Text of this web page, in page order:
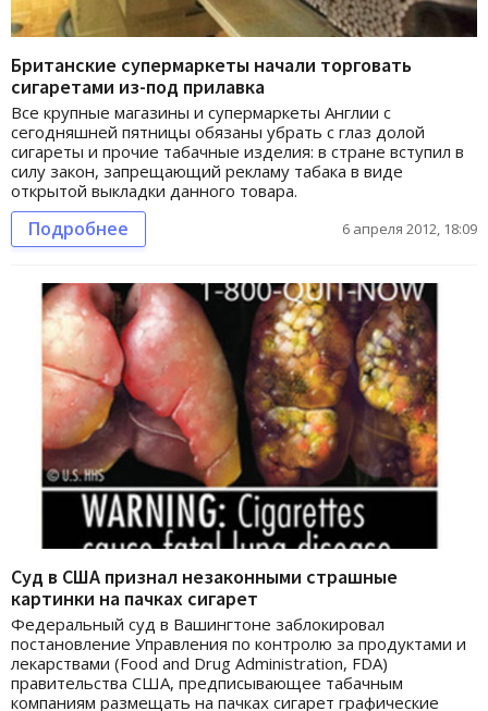
Британские супермаркеты начали торговать
сигаретами из-под прилавка
Все крупные магазины и супермаркеты Англии с
сегодняшней пятницы обязаны убрать с глаз долой
сигареты и прочие табачные изделия: в стране вступил в
силу закон, запрещающий рекламу табака в виде
открытой выкладки данного товара.
Подробнее 6 апреля 2012, 18:09
Суд в США признал незаконными страшные
картинки на пачках сигарет
Федеральный суд в Вашингтоне заблокировал
постановление Управления по контролю за продуктами и
лекарствами (Food and Drug Administration, FDA)
правительства США, предписывающее табачным
компаниям размещать на пачках сигарет графические